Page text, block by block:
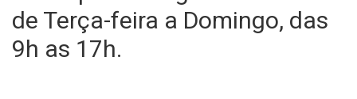
de Terça-feira a Domingo, das
9h as 17h.